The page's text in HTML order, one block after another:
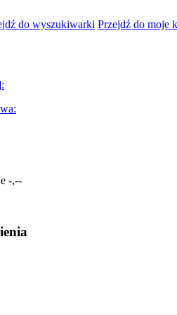
do wyszukiwarki Przejdź do moje
-,--